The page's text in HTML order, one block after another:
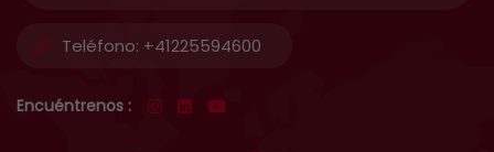
Teléfono: +41225594600
Encuéntrenos :